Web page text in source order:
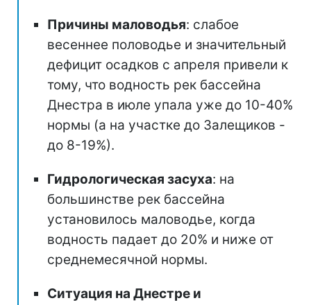
Причины маловодья: слабое
весеннее половодье и значительный
дефицит осадков с апреля привели к
тому, что водность рек бассейна
Днестра в июле упала уже до 10-40%
нормы (а на участке до Залещиков -
до 8-19%).
Гидрологическая засуха: на
большинстве рек бассейна
установилось маловодье, когда
водность падает до 20% и ниже от
среднемесячной нормы.
Ситуация на Днестре и